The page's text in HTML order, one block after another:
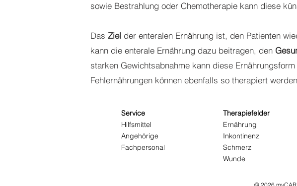
sowie Bestrahlung oder Chemotherapie kann diese
Das Ziel der enteralen Ernährung ist, den Patienten
kann die enterale Ernährung dazu beitragen, den
starken Gewichtsabnahme kann diese
Fehlernährungen können ebenfalls so therapiert
Service
Hilfsmittel
Angehörige
Fachpersonal
Therapiefelder
Ernährung
Inkontinenz
Schmerz
Wunde